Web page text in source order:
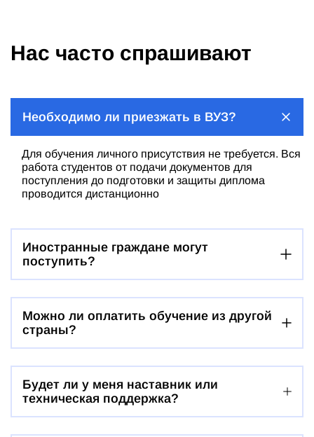
Нас часто спрашивают
Необходимо ли приезжать в ВУЗ?
Для обучения личного присутствия не требуется. Вся
работа студентов от подачи документов для
поступления до подготовки и защиты диплома
проводится дистанционно
Иностранные граждане могут
поступить?
Можно ли оплатить обучение из другой
страны?
Будет ли у меня наставник или
техническая поддержка?